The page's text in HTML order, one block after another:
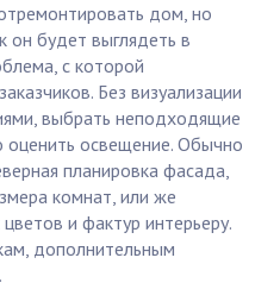
дом, но
он будет выглядеть в
с которой
Без визуализации
выбрать неподходящие
оценить освещение. Обычно
планировка фасада,
комнат, или же
и фактур интерьеру.
дополнительным